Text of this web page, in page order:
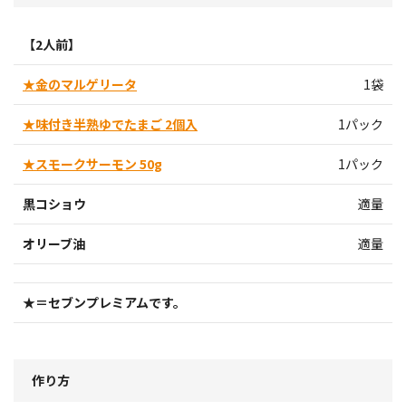
【2人前】
★金のマルゲリータ 1袋
★味付き半熟ゆでたまご 2個入 1パック
★スモークサーモン 50g 1パック
黒コショウ 適量
オリーブ油 適量
★＝セブンプレミアムです。
作り方